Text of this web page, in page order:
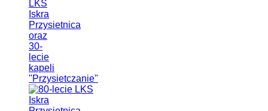
LKS
Iskra
Przysietnica
oraz
30-
lecie
kapeli
"Przysietczanie"